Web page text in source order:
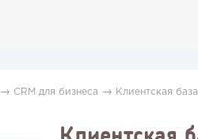
→ CRM для бизнеса → Клиентская